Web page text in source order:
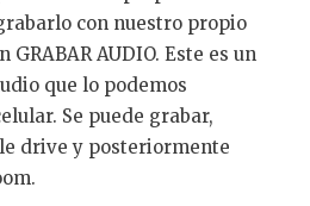
con nuestro propio
AUDIO. Este es un
que lo podemos
Se puede grabar,
drive y posteriormente